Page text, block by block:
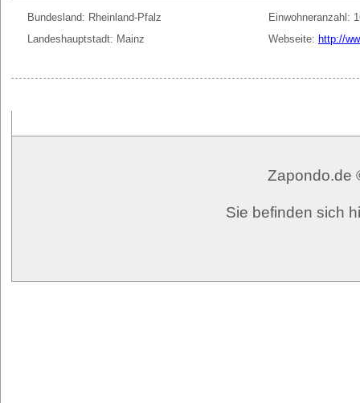
Bundesland: Rheinland-Pfalz
Einwohneranzahl:
Landeshauptstadt: Mainz
Webseite: http://
Zapondo.de
Sie befinden sich